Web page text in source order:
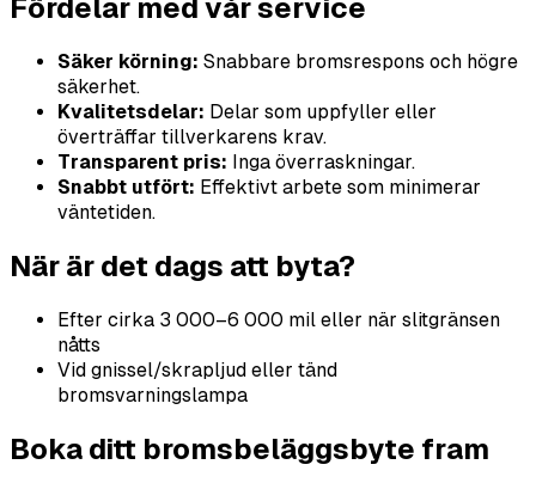
Fördelar med vår service
Säker körning: Snabbare bromsrespons och högre
säkerhet.
Kvalitetsdelar: Delar som uppfyller eller
överträffar tillverkarens krav.
Transparent pris: Inga överraskningar.
Snabbt utfört: Effektivt arbete som minimerar
väntetiden.
När är det dags att byta?
Efter cirka 3 000–6 000 mil eller när slitgränsen
nåtts
Vid gnissel/skrapljud eller tänd
bromsvarningslampa
Boka ditt bromsbeläggsbyte fram